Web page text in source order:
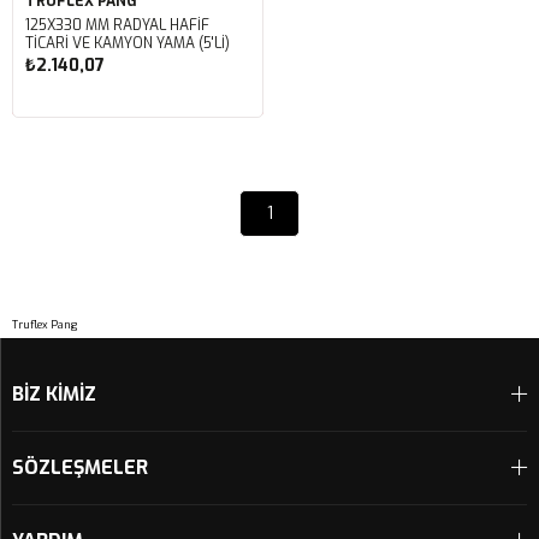
125X330 MM RADYAL HAFİF
TİCARİ VE KAMYON YAMA (5'Lİ)
₺2.140,07
1
Truflex Pang
BİZ KİMİZ
SÖZLEŞMELER